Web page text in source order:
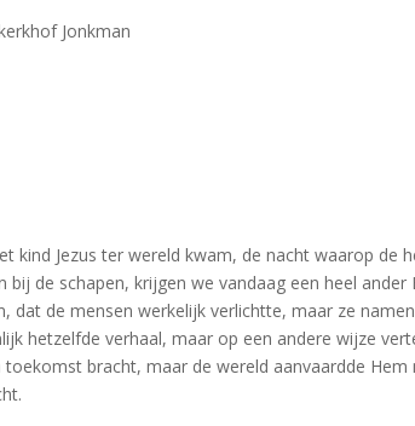
Jonkman
kind Jezus ter wereld kwam, de nacht waarop
de schapen, krijgen we vandaag een heel
dat de mensen werkelijk verlichtte, maar ze
hetzelfde verhaal, maar op een andere wijze
bracht, maar de wereld aanvaardde